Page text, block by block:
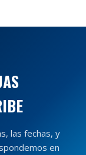
las fechas, y
en